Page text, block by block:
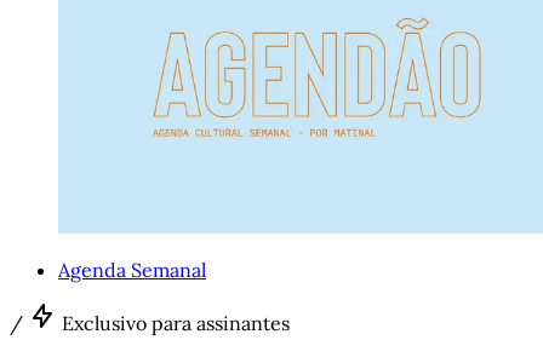
Agenda Semanal
/ Exclusivo para assinantes